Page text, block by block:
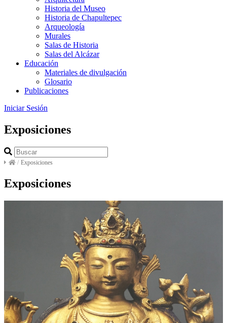
Historia del Museo
Historia de Chapultepec
Arqueología
Murales
Salas de Historia
Salas del Alcázar
Educación
Materiales de divulgación
Glosario
Publicaciones
Iniciar Sesión
Exposiciones
/ Exposiciones
Exposiciones